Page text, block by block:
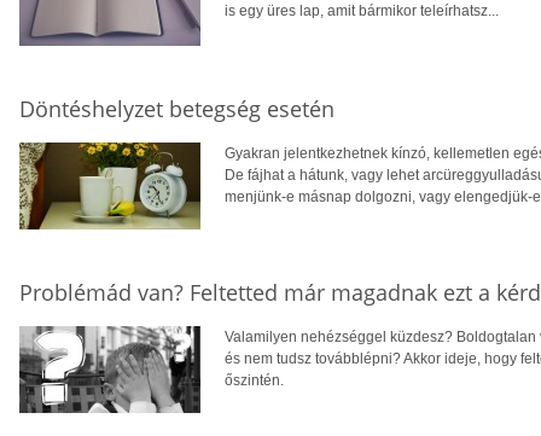
is egy üres lap, amit bármikor teleírhatsz...
Döntéshelyzet betegség esetén
Gyakran jelentkezhetnek kínzó, kellemetlen
De fájhat a hátunk, vagy lehet
menjünk-e másnap dolgozni, vagy
Problémád van? Feltetted már magadnak ezt a
Valamilyen nehézséggel küzdesz?
és nem tudsz továbblépni? Akkor ideje, hogy
őszintén.